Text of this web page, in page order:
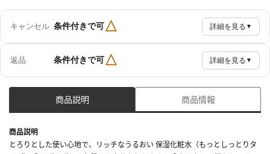
キャンセル 条件付きで可△ 詳細を見る ▼
返品 条件付きで可△ 詳細を見る ▼
商品説明 商品情報
商品説明
とろりとした使い心地で、リッチなうるおい 保湿化粧水（もっとしっとりタ